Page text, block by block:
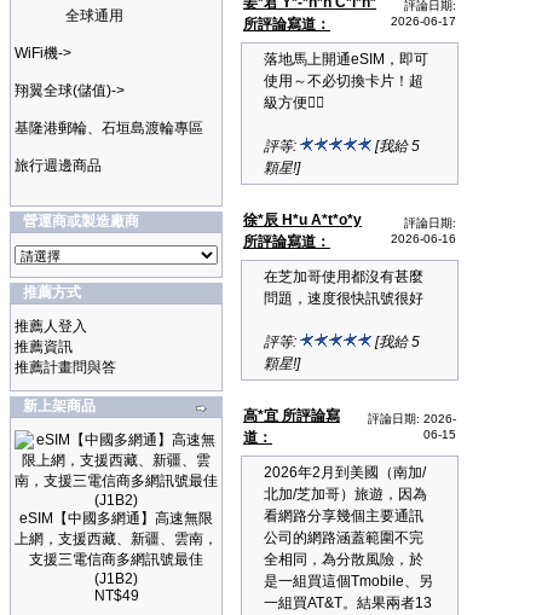
全球通用
WiFi機->
翔翼全球(儲值)->
基隆港郵輪、石垣島渡輪專區
旅行週邊商品
營運商或製造廠商
推薦方式
推薦人登入
推薦資訊
推薦計畫問與答
新上架商品
eSIM【中國多網通】高速無限
上網，支援西藏、新疆、雲南，
支援三電信商多網訊號最佳
(J1B2)
NT$49
所評論寫道：
評論日期:
2026-06-17
落地馬上開通eSIM，即可
使用～不必切換卡片！超
級方便👍🏼
評等:
[我給 5
顆星!]
徐*辰 H*u A*t*o*y
所評論寫道：
評論日期:
2026-06-16
在芝加哥使用都沒有甚麼
問題，速度很快訊號很好
評等:
[我給 5
顆星!]
高*宜 所評論寫
道：
評論日期: 2026-
06-15
2026年2月到美國（南加/
北加/芝加哥）旅遊，因為
看網路分享幾個主要通訊
公司的網路涵蓋範圍不完
全相同，為分散風險，於
是一組買這個Tmobile、另
一組買AT&T。結果兩者13